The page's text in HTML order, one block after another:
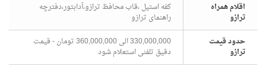
اقلام همراه
ترازو
کفه استیل ،قاب محافظ ترازو،آدابتور،دفترچه
راهنمای ترازو
حدود قیمت
ترازو
330,000,000 الی 360,000,000 تومان - قیمت
دقیق تلفنی استعلام شود